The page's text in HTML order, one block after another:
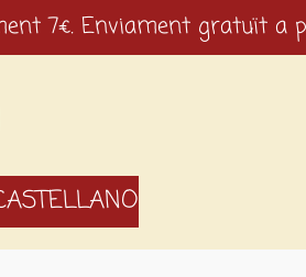
7€. Enviament gratuït a